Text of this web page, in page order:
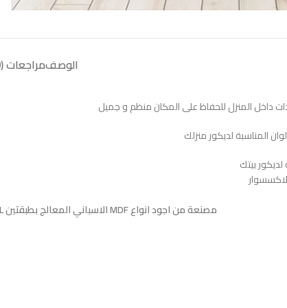
الوصفمراجعات (0)
داخل المنزل للحفاظ على المكان منظم و جميل
المناسبة لديكور منزلك
لديكور بيتك
مصنعة من اجود انواع MDF الاسباني المعالج بطبقتين HPL ضدد الاتربة و الحشرات و الخدوش المباشرة و الرطوبة